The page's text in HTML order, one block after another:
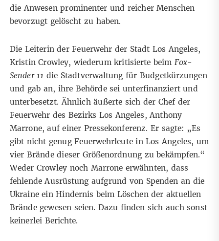
die Anwesen prominenter und reicher Menschen
bevorzugt gelöscht zu haben.
Die Leiterin der Feuerwehr der Stadt Los Angeles,
Kristin Crowley, wiederum kritisierte beimFox-
Sender 11 die Stadtverwaltung für Budgetkürzungen
und gab an, ihre Behörde sei unterfinanziert und
unterbesetzt. Ähnlich äußerte sich der Chef der
Feuerwehr des Bezirks Los Angeles, Anthony
Marrone, auf einer Pressekonferenz. Er sagte: „Es
gibt nicht genug Feuerwehrleute in Los Angeles, um
vier Brände dieser Größenordnung zu bekämpfen.“
Weder Crowley noch Marrone erwähnten, dass
fehlende Ausrüstung aufgrund von Spenden an die
Ukraine ein Hindernis beim Löschen der aktuellen
Brände gewesen seien. Dazu finden sich auch sonst
keinerlei Berichte.